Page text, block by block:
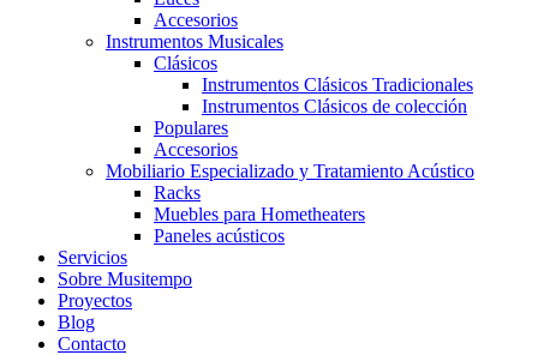
Accesorios
Instrumentos Musicales
Clásicos
Instrumentos Clásicos Tradicionales
Instrumentos Clásicos de colección
Populares
Accesorios
Mobiliario Especializado y Tratamiento Acústico
Racks
Muebles para Hometheaters
Paneles acústicos
Servicios
Sobre Musitempo
Proyectos
Blog
Contacto